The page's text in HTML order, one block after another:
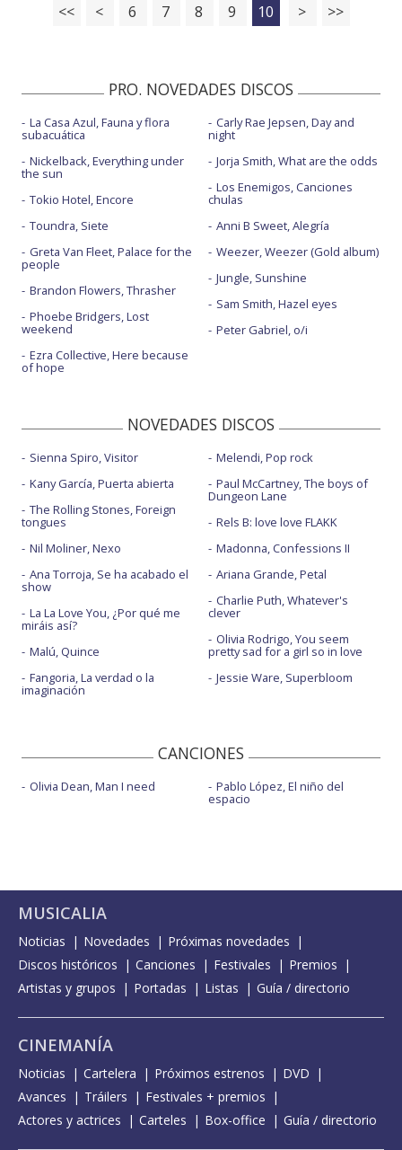
<< < 6 7 8 9 10 > >>
PRO. NOVEDADES DISCOS
La Casa Azul, Fauna y flora
subacuática
Nickelback, Everything under
the sun
Tokio Hotel, Encore
Toundra, Siete
Greta Van Fleet, Palace for the
people
Brandon Flowers, Thrasher
Phoebe Bridgers, Lost
weekend
Ezra Collective, Here because
of hope
Carly Rae Jepsen, Day and
night
Jorja Smith, What are the odds
Los Enemigos, Canciones
chulas
Anni B Sweet, Alegría
Weezer, Weezer (Gold album)
Jungle, Sunshine
Sam Smith, Hazel eyes
Peter Gabriel, o/i
NOVEDADES DISCOS
Sienna Spiro, Visitor
Kany García, Puerta abierta
The Rolling Stones, Foreign
tongues
Nil Moliner, Nexo
Ana Torroja, Se ha acabado el
show
La La Love You, ¿Por qué me
miráis así?
Malú, Quince
Fangoria, La verdad o la
imaginación
Melendi, Pop rock
Paul McCartney, The boys of
Dungeon Lane
Rels B: love love FLAKK
Madonna, Confessions II
Ariana Grande, Petal
Charlie Puth, Whatever's
clever
Olivia Rodrigo, You seem
pretty sad for a girl so in love
Jessie Ware, Superbloom
CANCIONES
Olivia Dean, Man I need Pablo López, El niño del
espacio
MUSICALIA
Noticias Novedades
Próximas novedades
Discos históricos
Canciones Festivales
Premios
Artistas y grupos
Portadas Listas Guía / directorio
CINEMANÍA
Noticias Cartelera Próximos estrenos
DVD
Avances
Tráilers
Festivales + premios
Actores y actrices
Carteles Box-office Guía / directorio